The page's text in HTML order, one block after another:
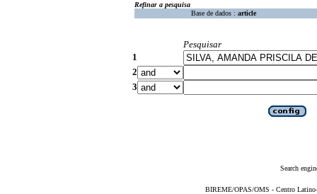
Refinar a pesquisa
Base de dados : article
Pesquisar
1
2
3
Search
BIREME/OPAS/OMS - Centro Latino-